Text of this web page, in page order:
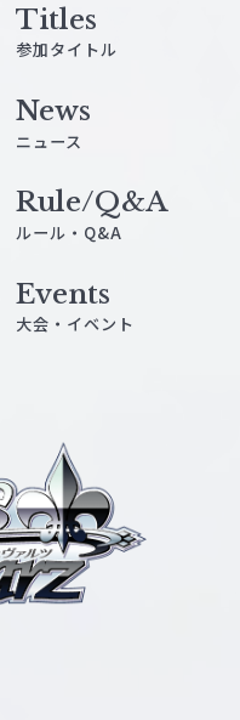
Titles
参加タイトル
News
ニュース
Events
大会・イベント
Rule/Q&A
ルール・Q&A